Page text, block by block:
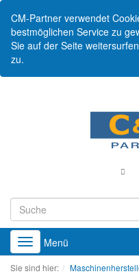
CM-Partner verwendet
bestmöglichen Service zu
Sie auf der Seite
zu.
Toggle
navigation
Menü
Sie sind hier: